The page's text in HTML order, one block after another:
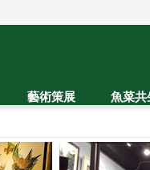
藝術策展 魚菜共